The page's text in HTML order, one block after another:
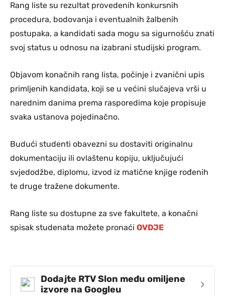
Rang liste su rezultat provedenih konkursnih
procedura, bodovanja i eventualnih žalbenih
postupaka, a kandidati sada mogu sa sigurnošću znati
svoj status u odnosu na izabrani studijski program.
Objavom konačnih rang lista, počinje i zvanični upis
primljenih kandidata, koji se u većini slučajeva vrši u
narednim danima prema rasporedima koje propisuje
svaka ustanova pojedinačno.
Budući studenti obavezni su dostaviti originalnu
dokumentaciju ili ovlaštenu kopiju, uključujući
svjedodžbe, diplomu, izvod iz matične knjige rođenih
te druge tražene dokumente.
Rang liste su dostupne za sve fakultete, a konačni
spisak studenata možete pronaći OVDJE
Dodajte RTV Slon među omiljene
izvore na Googleu
›